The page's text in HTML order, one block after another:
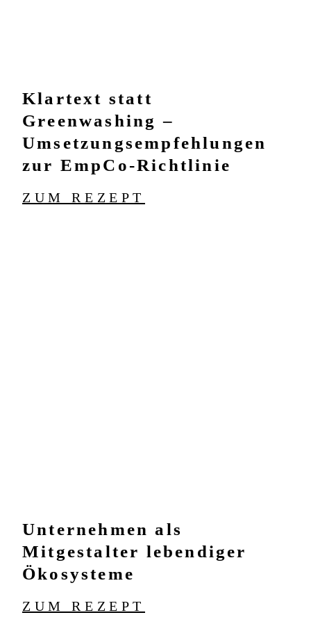
Klartext statt
Greenwashing –
Umsetzungsempfehlungen
zur EmpCo-Richtlinie
ZUM REZEPT
Unternehmen als
Mitgestalter lebendiger
Ökosysteme
ZUM REZEPT